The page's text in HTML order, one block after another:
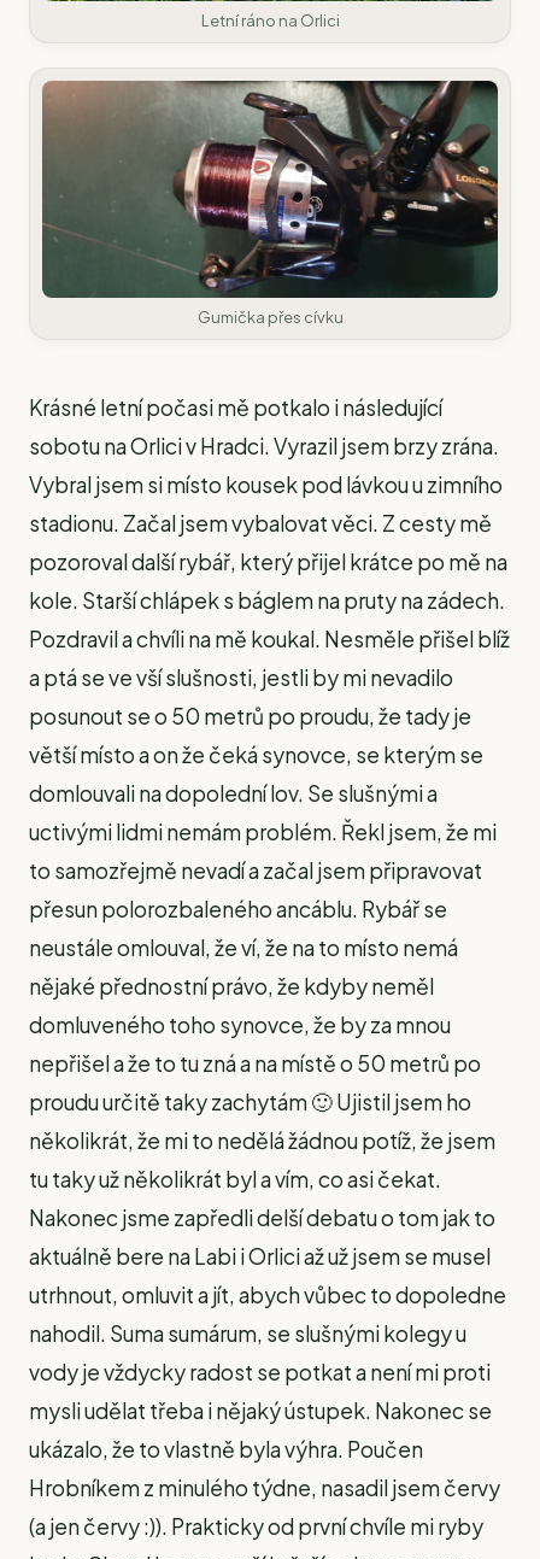
Letní ráno na Orlici
Gumička přes cívku
Krásné letní počasi mě potkalo i následující
sobotu na Orlici v Hradci. Vyrazil jsem brzy zrána.
Vybral jsem si místo kousek pod lávkou u zimního
stadionu. Začal jsem vybalovat věci. Z cesty mě
pozoroval další rybář, který přijel krátce po mě na
kole. Starší chlápek s báglem na pruty na zádech.
Pozdravil a chvíli na mě koukal. Nesměle přišel blíž
a ptá se ve vší slušnosti, jestli by mi nevadilo
posunout se o 50 metrů po proudu, že tady je
větší místo a on že čeká synovce, se kterým se
domlouvali na dopolední lov. Se slušnými a
uctivými lidmi nemám problém. Řekl jsem, že mi
to samozřejmě nevadí a začal jsem připravovat
přesun polorozbaleného ancáblu. Rybář se
neustále omlouval, že ví, že na to místo nemá
nějaké přednostní právo, že kdyby neměl
domluveného toho synovce, že by za mnou
nepřišel a že to tu zná a na místě o 50 metrů po
proudu určitě taky zachytám 🙂 Ujistil jsem ho
několikrát, že mi to nedělá žádnou potíž, že jsem
tu taky už několikrát byl a vím, co asi čekat.
Nakonec jsme zapředli delší debatu o tom jak to
aktuálně bere na Labi i Orlici až už jsem se musel
utrhnout, omluvit a jít, abych vůbec to dopoledne
nahodil. Suma sumárum, se slušnými kolegy u
vody je vždycky radost se potkat a není mi proti
mysli udělat třeba i nějaký ústupek. Nakonec se
ukázalo, že to vlastně byla výhra. Poučen
Hrobníkem z minulého týdne, nasadil jsem červy
(a jen červy :)). Prakticky od první chvíle mi ryby